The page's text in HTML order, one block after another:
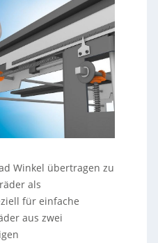
Winkel übertragen zu
als
für einfache
aus zwei